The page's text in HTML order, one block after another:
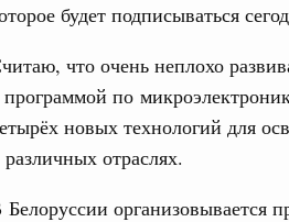
будет подписываться
что очень неплохо
по
новых технологий для
отраслях.
организовывается